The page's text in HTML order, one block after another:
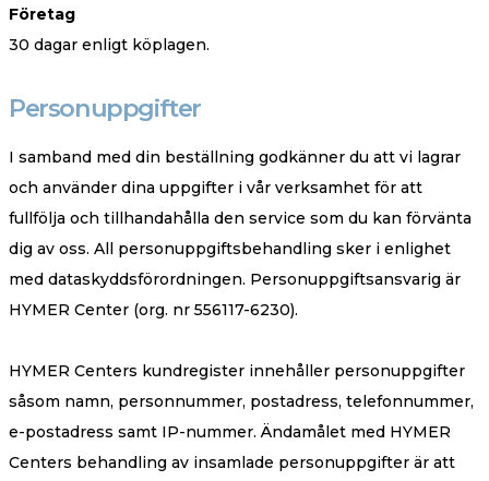
Företag
30 dagar enligt köplagen.
Personuppgifter
I samband med din beställning godkänner du att vi lagrar
och använder dina uppgifter i vår verksamhet för att
fullfölja och tillhandahålla den service som du kan förvänta
dig av oss. All personuppgiftsbehandling sker i enlighet
med dataskyddsförordningen. Personuppgiftsansvarig är
HYMER Center (org. nr 556117-6230).
HYMER Centers kundregister innehåller personuppgifter
såsom namn, personnummer, postadress, telefonnummer,
e-postadress samt IP-nummer. Ändamålet med HYMER
Centers behandling av insamlade personuppgifter är att